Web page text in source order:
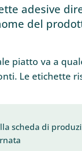
adesive
del
piatto va a
Le etichette
scheda di